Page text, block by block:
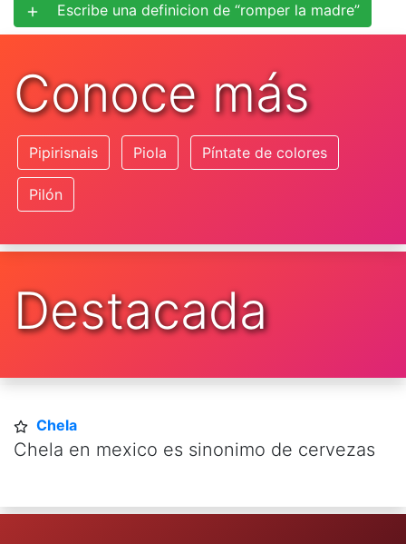
Escribe una definicion de “romper la madre”
Conoce más
Pipirisnais Piola Píntate de colores
Pilón
Destacada
Chela
Chela en mexico es sinonimo de cervezas